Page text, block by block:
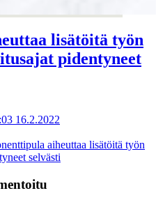
lisätöitä työn
pidentyneet
16.2.2022
aiheuttaa lisätöitä työn
selvästi